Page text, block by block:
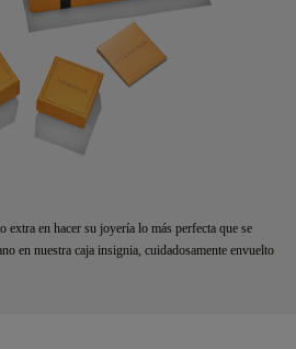
extra en hacer su joyería lo más perfecta que se
en nuestra caja insignia, cuidadosamente envuelto